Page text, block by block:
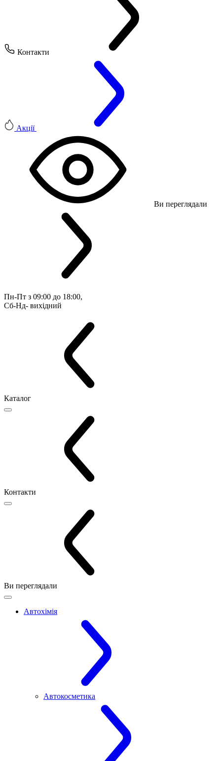
Контакти
Акції
Ви переглядали
Пн-Пт з 09:00 до 18:00,
Сб-Нд- вихідний
Каталог
Контакти
Ви переглядали
Автохімія
Автокосметика